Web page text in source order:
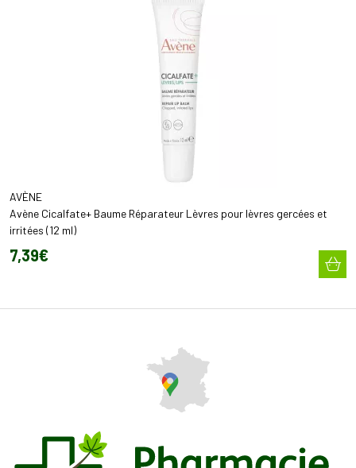
AVÈNE
Avène Cicalfate+ Baume Réparateur Lèvres pour lèvres gercées et
irritées (12 ml)
7,39€